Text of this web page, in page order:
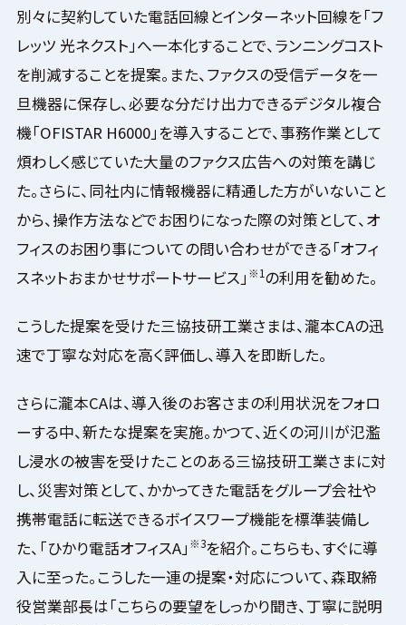
別々に契約していた電話回線とインターネット回線を「フ
レッツ 光ネクスト」へ一本化することで、ランニングコスト
を削減することを提案。また、ファクスの受信データを一
旦機器に保存し、必要な分だけ出力できるデジタル複合
機「OFISTAR H6000」を導入することで、事務作業として
煩わしく感じていた大量のファクス広告への対策を講じ
た。さらに、同社内に情報機器に精通した方がいないこと
から、操作方法などでお困りになった際の対策として、オ
フィスのお困り事についての問い合わせができる「オフィ
スネットおまかせサポートサービス」 ※1の利用を勧めた。
こうした提案を受けた三協技研工業さまは、瀧本CAの迅
速で丁寧な対応を高く評価し、導入を即断した。
さらに瀧本CAは、導入後のお客さまの利用状況をフォロ
ーする中、新たな提案を実施。かつて、近くの河川が氾濫
し浸水の被害を受けたことのある三協技研工業さまに対
し、災害対策として、かかってきた電話をグループ会社や
携帯電話に転送できるボイスワープ機能を標準装備し
た、「ひかり電話オフィスA」 ※3を紹介。こちらも、すぐに導
入に至った。こうした一連の提案・対応について、森取締
役営業部長は「こちらの要望をしっかり聞き、丁寧に説明